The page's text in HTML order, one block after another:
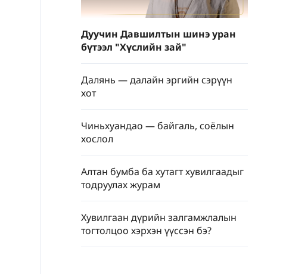
Дуучин Давшилтын шинэ уран
бүтээл "Хүслийн зай"
Далянь — далайн эргийн сэрүүн
хот
Чиньхуандао — байгаль, соёлын
хослол
Алтан бумба ба хутагт хувилгаадыг
тодруулах журам
Хувилгаан дүрийн залгамжлалын
тогтолцоо хэрхэн үүссэн бэ?